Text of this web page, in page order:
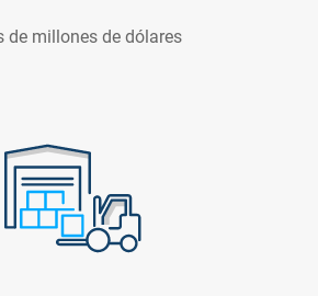
de millones de dólares